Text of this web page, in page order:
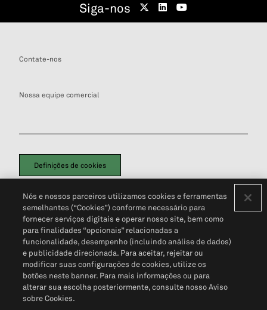
Siga-nos
Contate-nos
Nossa equipe comercial
Definições de cookies
Política de PrivacidadePortal de privacidade do cliente (em inglês)
Não Venda Minhas Informações Pessoais© 2026 S&P Global
Nós e nossos parceiros utilizamos cookies e ferramentas
semelhantes (“Cookies”) conforme necessário para
fornecer serviços digitais e operar nosso site, bem como
para finalidades “opcionais” relacionadas a
funcionalidade, desempenho (incluindo análise de dados)
e publicidade direcionada. Para aceitar, rejeitar ou
modificar suas configurações de cookies, utilize os
botões neste banner. Para mais informações ou para
alterar sua escolha posteriormente, consulte nosso Aviso
sobre Cookies.